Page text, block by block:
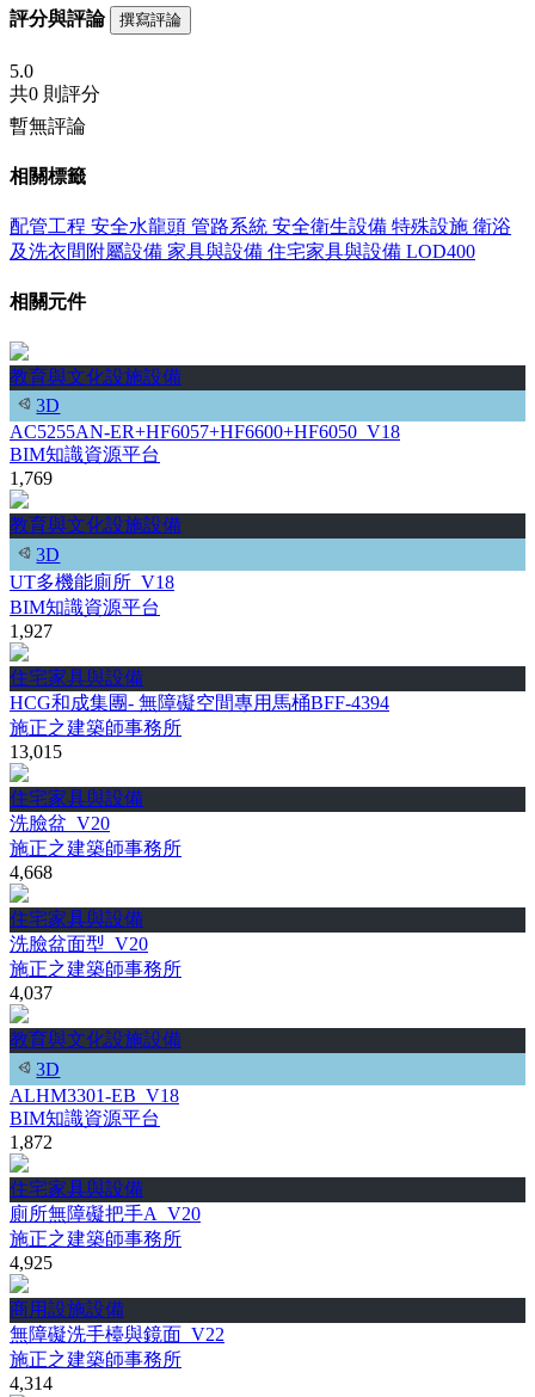
評分與評論 撰寫評論
5.0
共0 則評分
暫無評論
相關標籤
配管工程 安全水龍頭 管路系統 安全衛生設備 特殊設施 衛浴
及洗衣間附屬設備 家具與設備 住宅家具與設備 LOD400
相關元件
教育與文化設施設備
3D
AC5255AN-ER+HF6057+HF6600+HF6050_V18
BIM知識資源平台
1,769
教育與文化設施設備
3D
UT多機能廁所_V18
BIM知識資源平台
1,927
住宅家具與設備
HCG和成集團- 無障礙空間專用馬桶BFF-4394
施正之建築師事務所
13,015
住宅家具與設備
洗臉盆_V20
施正之建築師事務所
4,668
住宅家具與設備
洗臉盆面型_V20
施正之建築師事務所
4,037
教育與文化設施設備
3D
ALHM3301-EB_V18
BIM知識資源平台
1,872
住宅家具與設備
廁所無障礙把手A_V20
施正之建築師事務所
4,925
商用設施設備
無障礙洗手檯與鏡面_V22
施正之建築師事務所
4,314